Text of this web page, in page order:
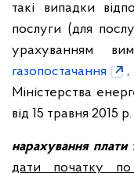
такі випадки
послуги (для
урахуванням
газопостачання
Міністерства
від 15 травня 2015
нарахування плати
дати початку по